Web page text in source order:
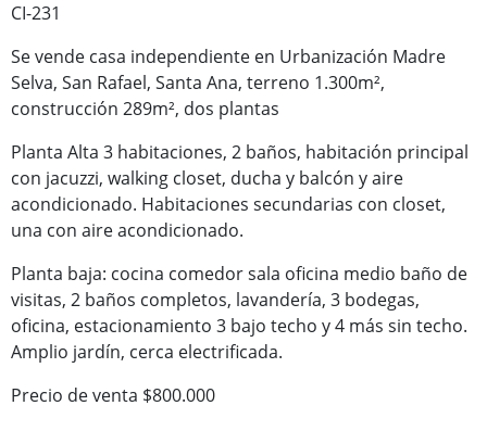
CI-231
Se vende casa independiente en Urbanización Madre
Selva, San Rafael, Santa Ana, terreno 1.300m²,
construcción 289m², dos plantas
Planta Alta 3 habitaciones, 2 baños, habitación principal
con jacuzzi, walking closet, ducha y balcón y aire
acondicionado. Habitaciones secundarias con closet,
una con aire acondicionado.
Planta baja: cocina comedor sala oficina medio baño de
visitas, 2 baños completos, lavandería, 3 bodegas,
oficina, estacionamiento 3 bajo techo y 4 más sin techo.
Amplio jardín, cerca electrificada.
Precio de venta $800.000